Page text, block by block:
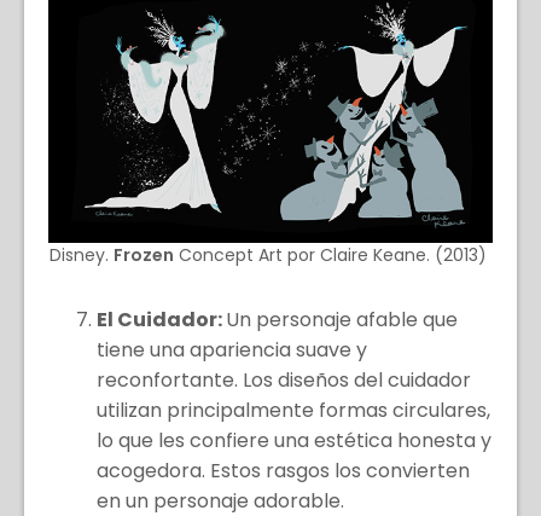
Disney. Frozen Concept Art por Claire Keane. (2013)
El Cuidador:Un personaje afable que
tiene una apariencia suave y
reconfortante. Los diseños del cuidador
utilizan principalmente formas circulares,
lo que les confiere una estética honesta y
acogedora. Estos rasgos los convierten
en un personaje adorable.